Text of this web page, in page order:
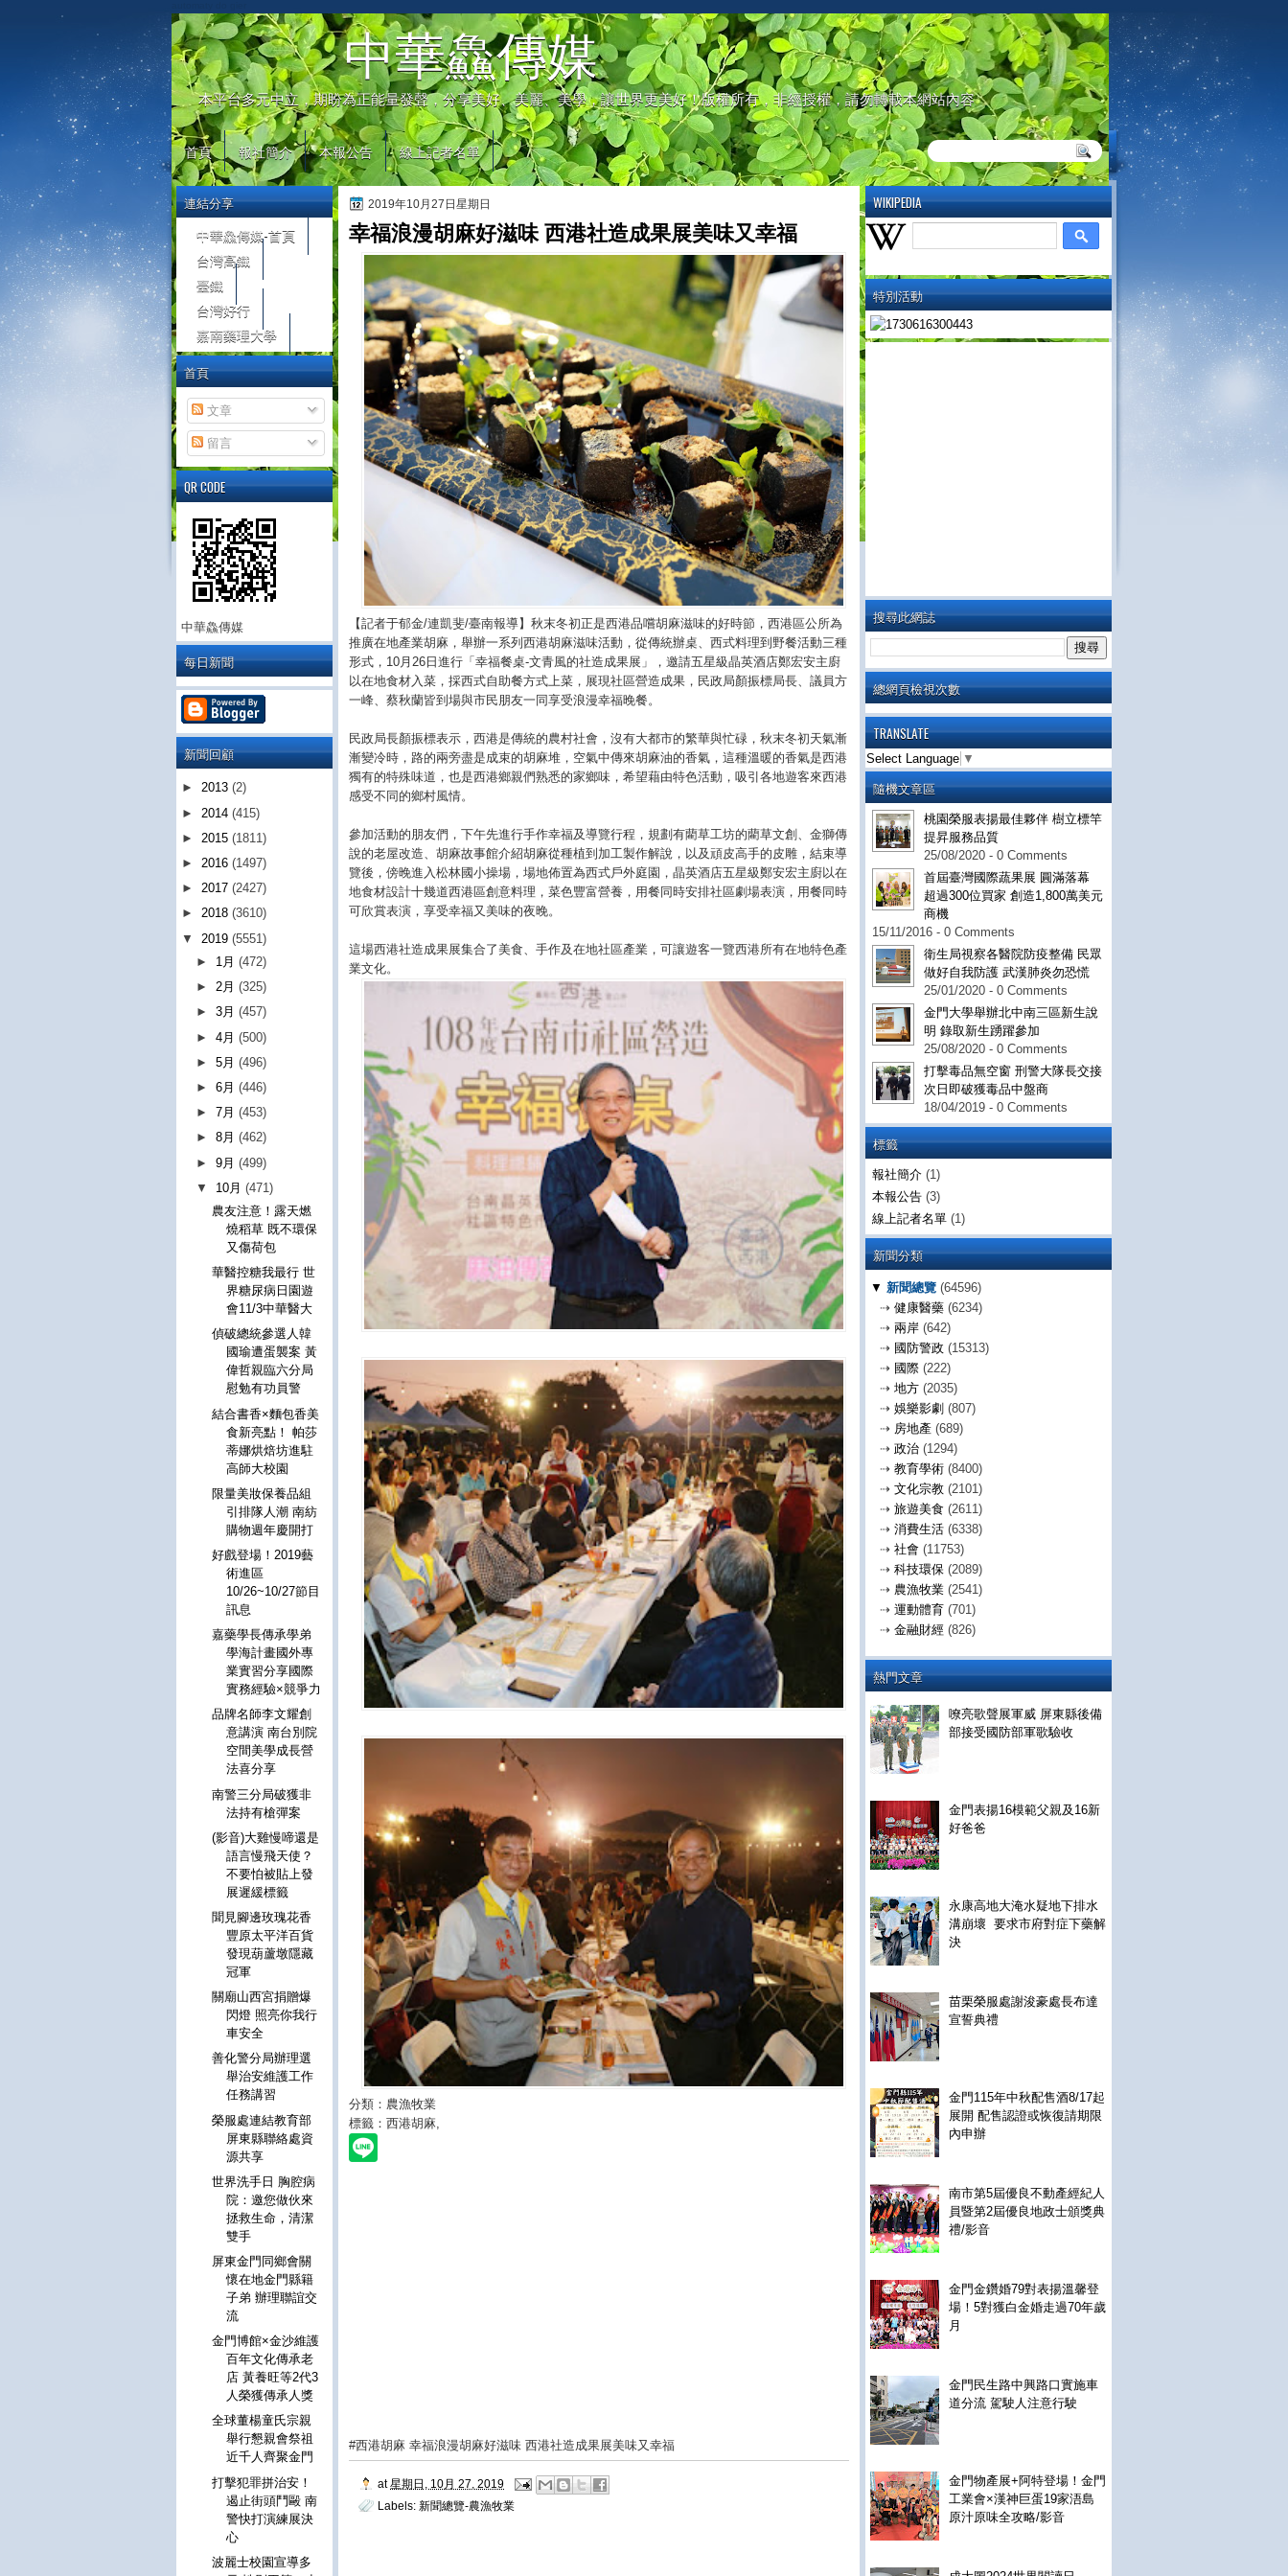
中華鱻傳媒
本平台多元中立，期盼為正能量發聲，分享美好、美麗、美學，讓世界更美好！版權所有，非經授權，請勿轉載本網站內容
首頁 報社簡介 本報公告 線上記者名單
WIKIPEDIA
特別活動
搜尋此網誌
總網頁檢視次數
TRANSLATE
Select Language ▼
隨機文章區
桃園榮服表揚最佳夥伴 樹立標竿
提昇服務品質
25/08/2020 - 0 Comments
首屆臺灣國際蔬果展 圓滿落幕
超過300位買家 創造1,800萬美元
商機
15/11/2016 - 0 Comments
衛生局視察各醫院防疫整備 民眾
做好自我防護 武漢肺炎勿恐慌
25/01/2020 - 0 Comments
金門大學舉辦北中南三區新生說
明 錄取新生踴躍參加
25/08/2020 - 0 Comments
打擊毒品無空窗 刑警大隊長交接
次日即破獲毒品中盤商
18/04/2019 - 0 Comments
標籤
報社簡介 (1)
本報公告 (3)
線上記者名單 (1)
新聞分類
▼ 新聞總覽 (64596)
⇢ 健康醫藥 (6234)
⇢ 兩岸 (642)
⇢ 國防警政 (15313)
⇢ 國際 (222)
⇢ 地方 (2035)
⇢ 娛樂影劇 (807)
⇢ 房地產 (689)
⇢ 政治 (1294)
⇢ 教育學術 (8400)
⇢ 文化宗教 (2101)
⇢ 旅遊美食 (2611)
⇢ 消費生活 (6338)
⇢ 社會 (11753)
⇢ 科技環保 (2089)
⇢ 農漁牧業 (2541)
⇢ 運動體育 (701)
⇢ 金融財經 (826)
熱門文章
嘹亮歌聲展軍威 屏東縣後備
部接受國防部軍歌驗收
金門表揚16模範父親及16新
好爸爸
永康高地大淹水疑地下排水
溝崩壞 要求市府對症下藥解
決
苗栗榮服處謝浚豪處長布達
宣誓典禮
金門115年中秋配售酒8/17起
展開 配售認證或恢復請期限
內申辦
南市第5屆優良不動產經紀人
員暨第2屆優良地政士頒獎典
禮/影音
金門金鑽婚79對表揚溫馨登
場！5對獲白金婚走過70年歲
月
金門民生路中興路口實施車
道分流 駕駛人注意行駛
金門物產展+阿特登場！金門
工業會×漢神巨蛋19家浯島
原汁原味全攻略/影音
2019年10月27日星期日
幸福浪漫胡麻好滋味 西港社造成果展美味又幸福
【記者于郁金/連凱斐/臺南報導】秋末冬初正是西港品嚐胡麻滋味的好時節，西港區公所為
推廣在地產業胡麻，舉辦一系列西港胡麻滋味活動，從傳統辦桌、西式料理到野餐活動三種
形式，10月26日進行「幸福餐桌-文青風的社造成果展」，邀請五星級晶英酒店鄭宏安主廚
以在地食材入菜，採西式自助餐方式上菜，展現社區營造成果，民政局顏振標局長、議員方
一峰、蔡秋蘭皆到場與市民朋友一同享受浪漫幸福晚餐。
民政局長顏振標表示，西港是傳統的農村社會，沒有大都市的繁華與忙碌，秋末冬初天氣漸
漸變冷時，路的兩旁盡是成束的胡麻堆，空氣中傳來胡麻油的香氣，這種溫暖的香氣是西港
獨有的特殊味道，也是西港鄉親們熟悉的家鄉味，希望藉由特色活動，吸引各地遊客來西港
感受不同的鄉村風情。
參加活動的朋友們，下午先進行手作幸福及導覽行程，規劃有藺草工坊的藺草文創、金獅傳
說的老屋改造、胡麻故事館介紹胡麻從種植到加工製作解說，以及頑皮高手的皮雕，結束導
覽後，傍晚進入松林國小操場，場地佈置為西式戶外庭園，晶英酒店五星級鄭安宏主廚以在
地食材設計十幾道西港區創意料理，菜色豐富營養，用餐同時安排社區劇場表演，用餐同時
可欣賞表演，享受幸福又美味的夜晚。
這場西港社造成果展集合了美食、手作及在地社區產業，可讓遊客一覽西港所有在地特色產
業文化。
分類：農漁牧業
標籤：西港胡麻
#西港胡麻 幸福浪漫胡麻好滋味 西港社造成果展美味又幸福
at 星期日, 10月 27, 2019
Labels: 新聞總覽-農漁牧業
連結分享
中華鱻傳媒-首頁
台灣高鐵
臺鐵
台灣好行
嘉南藥理大學
首頁
文章
留言
QR CODE
中華鱻傳媒
每日新聞
新聞回顧
► 2013 (2)
► 2014 (415)
► 2015 (1811)
► 2016 (1497)
► 2017 (2427)
► 2018 (3610)
▼ 2019 (5551)
► 1月(472)
►2月(325)
►3月(457)
►4月(500)
►5月(496)
►6月(446)
►7月(453)
►8月(462)
►9月(499)
▼ 10月(471)
農友注意！露天燃
燒稻草 既不環保
又傷荷包
華醫控糖我最行 世
界糖尿病日園遊
會11/3中華醫大
偵破總統參選人韓
國瑜遭蛋襲案 黃
偉哲親臨六分局
慰勉有功員警
結合書香×麵包香美
食新亮點！ 帕莎
蒂娜烘焙坊進駐
高師大校園
限量美妝保養品組
引排隊人潮 南紡
購物週年慶開打
好戲登場！2019藝
術進區
10/26~10/27節目
訊息
嘉藥學長傳承學弟
學海計畫國外專
業實習分享國際
實務經驗×競爭力
品牌名師李文耀創
意講演 南台別院
空間美學成長營
法喜分享
南警三分局破獲非
法持有槍彈案
(影音)大雞慢啼還是
語言慢飛天使？
不要怕被貼上發
展遲緩標籤
聞見腳邊玫瑰花香
豐原太平洋百貨
發現葫蘆墩隱藏
冠軍
關廟山西宮捐贈爆
閃燈 照亮你我行
車安全
善化警分局辦理選
舉治安維護工作
任務講習
榮服處連結教育部
屏東縣聯絡處資
源共享
世界洗手日 胸腔病
院：邀您做伙來
拯救生命，清潔
雙手
屏東金門同鄉會關
懷在地金門縣籍
子弟 辦理聯誼交
流
金門博館×金沙維護
百年文化傳承老
店 黃養旺等2代3
人榮獲傳承人獎
全球董楊童氏宗親
舉行懇親會祭祖
近千人齊聚金門
打擊犯罪拼治安！
遏止街頭鬥毆 南
警快打演練展決
心
波麗士校園宣導多